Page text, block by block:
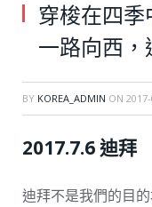
穿梭在四季
一路向西
BY KOREA_ADMIN ON
2017.7.6 迪拜
迪拜不是我們的目